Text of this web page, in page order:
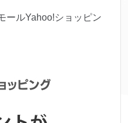
ールYahoo!ショッピン